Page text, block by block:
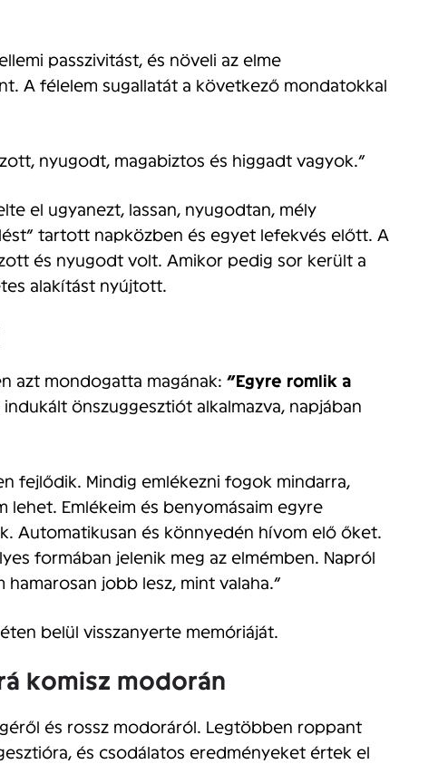
passzivitást, és növeli az elme
A félelem sugallatát a következő mondatokkal
nyugodt, magabiztos és higgadt vagyok.”
el ugyanezt, lassan, nyugodtan, mély
tartott napközben és egyet lefekvés előtt. A
és nyugodt volt. Amikor pedig sor került a
alakítást nyújtott.
azt mondogatta magának: “Egyre romlik a
önszuggesztiót alkalmazva, napjában
fejlődik. Mindig emlékezni fogok mindarra,
lehet. Emlékeim és benyomásaim egyre
Automatikusan és könnyedén hívom elő őket.
formában jelenik meg az elmémben. Napról
jobb lesz, mint valaha.”
belül visszanyerte memóriáját.
komisz modorán
és rossz modoráról. Legtöbben roppant
és csodálatos eredményeket értek el